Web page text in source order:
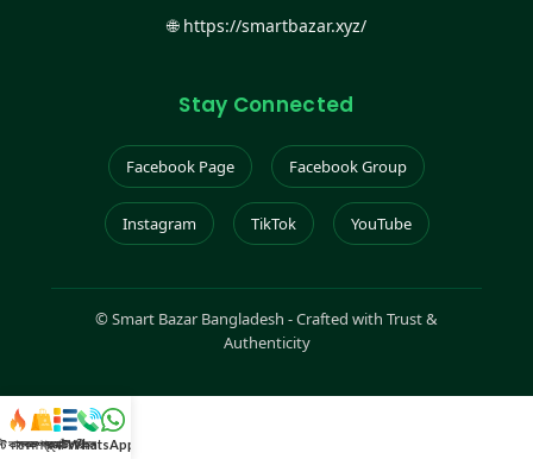
🌐 https://smartbazar.xyz/
Stay Connected
Facebook Page Facebook Group
Instagram TikTok YouTube
©Smart Bazar Bangladesh - Crafted with Trust &
Authenticity
কালেকশন
সকল প্রডাক্টক্যাটাগরিকল
WhatsApp করুন